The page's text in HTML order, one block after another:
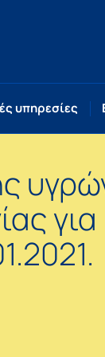
υπηρεσίες
για